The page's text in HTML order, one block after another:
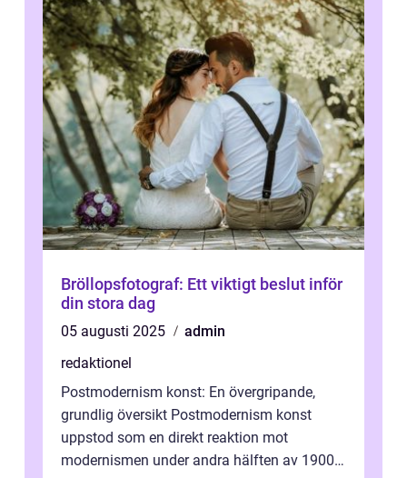
Bröllopsfotograf: Ett viktigt beslut inför
din stora dag
05 augusti 2025
admin
redaktionel
Postmodernism konst: En övergripande,
grundlig översikt Postmodernism konst
uppstod som en direkt reaktion mot
modernismen under andra hälften av 1900-